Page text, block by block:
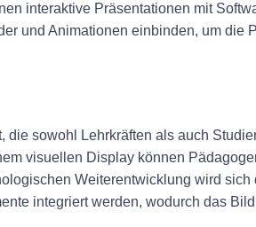
interaktive Präsentationen mit
und Animationen einbinden, um die
die sowohl Lehrkräften als auch
visuellen Display können
Weiterentwicklung wird sich
integriert werden, wodurch das